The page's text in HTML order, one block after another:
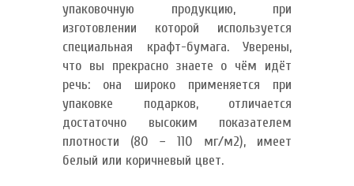
упаковочную продукцию, при
изготовлении которой используется
специальная крафт-бумага. Уверены,
что вы прекрасно знаете о чём идёт
речь: она широко применяется при
упаковке подарков, отличается
достаточно высоким показателем
плотности (80 − 110 мг/м2), имеет
белый или коричневый цвет.